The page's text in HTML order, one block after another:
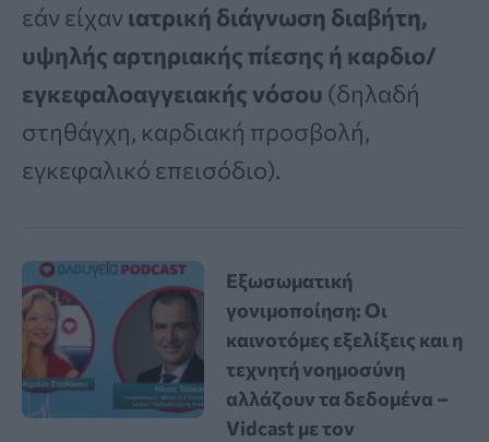
εάν είχαν ιατρική διάγνωση διαβήτη,
υψηλής αρτηριακής πίεσης ή καρδιο/
εγκεφαλοαγγειακής νόσου (δηλαδή
στηθάγχη, καρδιακή προσβολή,
εγκεφαλικό επεισόδιο).
Εξωσωματική
γονιμοποίηση: Οι
καινοτόμες εξελίξεις και η
τεχνητή νοημοσύνη
αλλάζουν τα δεδομένα –
Vidcast με τον